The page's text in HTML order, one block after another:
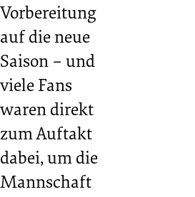
Vorbereitung
auf die neue
Saison – und
viele Fans
waren direkt
zum Auftakt
dabei, um die
Mannschaft